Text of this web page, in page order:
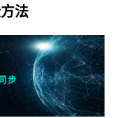
法